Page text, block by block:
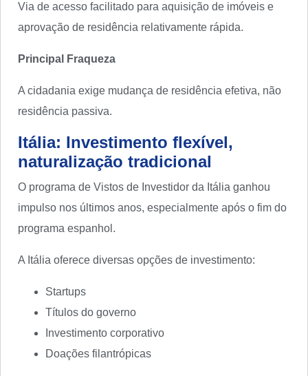
Via de acesso facilitado para aquisição de imóveis e
aprovação de residência relativamente rápida.
Principal Fraqueza
A cidadania exige mudança de residência efetiva, não
residência passiva.
Itália: Investimento flexível,
naturalização tradicional
O programa de Vistos de Investidor da Itália ganhou
impulso nos últimos anos, especialmente após o fim do
programa espanhol.
A Itália oferece diversas opções de investimento:
Startups
Títulos do governo
Investimento corporativo
Doações filantrópicas